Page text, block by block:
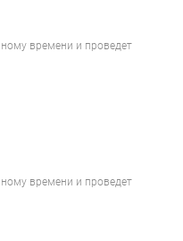
времени и проведет
времени и проведет